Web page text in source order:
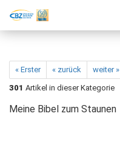
« Erster « zurück weiter »
301 Artikel in dieser Kategorie
Meine Bibel zum Staunen